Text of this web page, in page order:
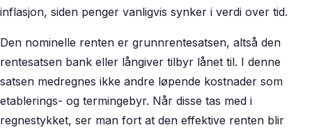
inflasjon, siden penger vanligvis synker i verdi over tid.
Den nominelle renten er grunnrentesatsen, altså den
rentesatsen bank eller långiver tilbyr lånet til. I denne
satsen medregnes ikke andre løpende kostnader som
etablerings- og termingebyr. Når disse tas med i
regnestykket, ser man fort at den effektive renten blir